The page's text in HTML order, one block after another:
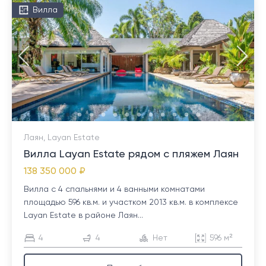
Вилла
Лаян, Layan Estate
Вилла Layan Estate рядом с пляжем Лаян
138 350 000 ₽
Вилла с 4 спальнями и 4 ванными комнатами
площадью 596 кв.м. и участком 2013 кв.м. в комплексе
Layan Estate в районе Лаян...
4 4 Нет 596 м²